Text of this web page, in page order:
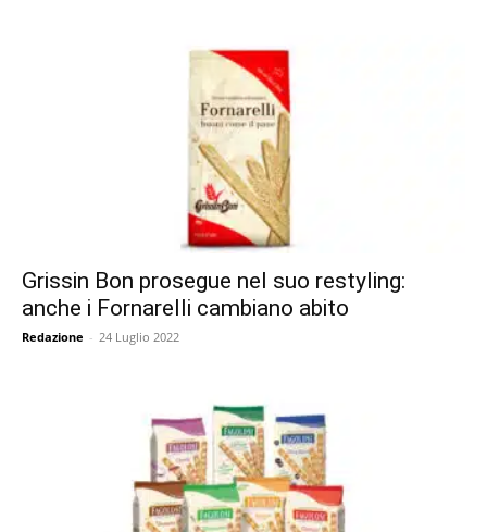
Grissin Bon prosegue nel suo restyling:
anche i Fornarelli cambiano abito
Redazione - 24 Luglio 2022